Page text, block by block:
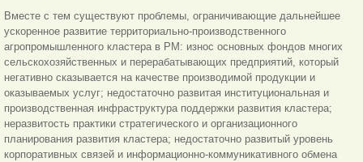
Вместе с тем существуют проблемы, ограничивающие дальнейшее
ускоренное развитие территориально-производственного
агропромышленного кластера в РМ: износ основных фондов многих
сельскохозяйственных и перерабатывающих предприятий, который
негативно сказывается на качестве производимой продукции и
оказываемых услуг; недостаточно развитая институциональная и
производственная инфраструктура поддержки развития кластера;
неразвитость практики стратегического и организационного
планирования развития кластера; недостаточно развитый уровень
корпоративных связей и информационно-коммуникативного обмена